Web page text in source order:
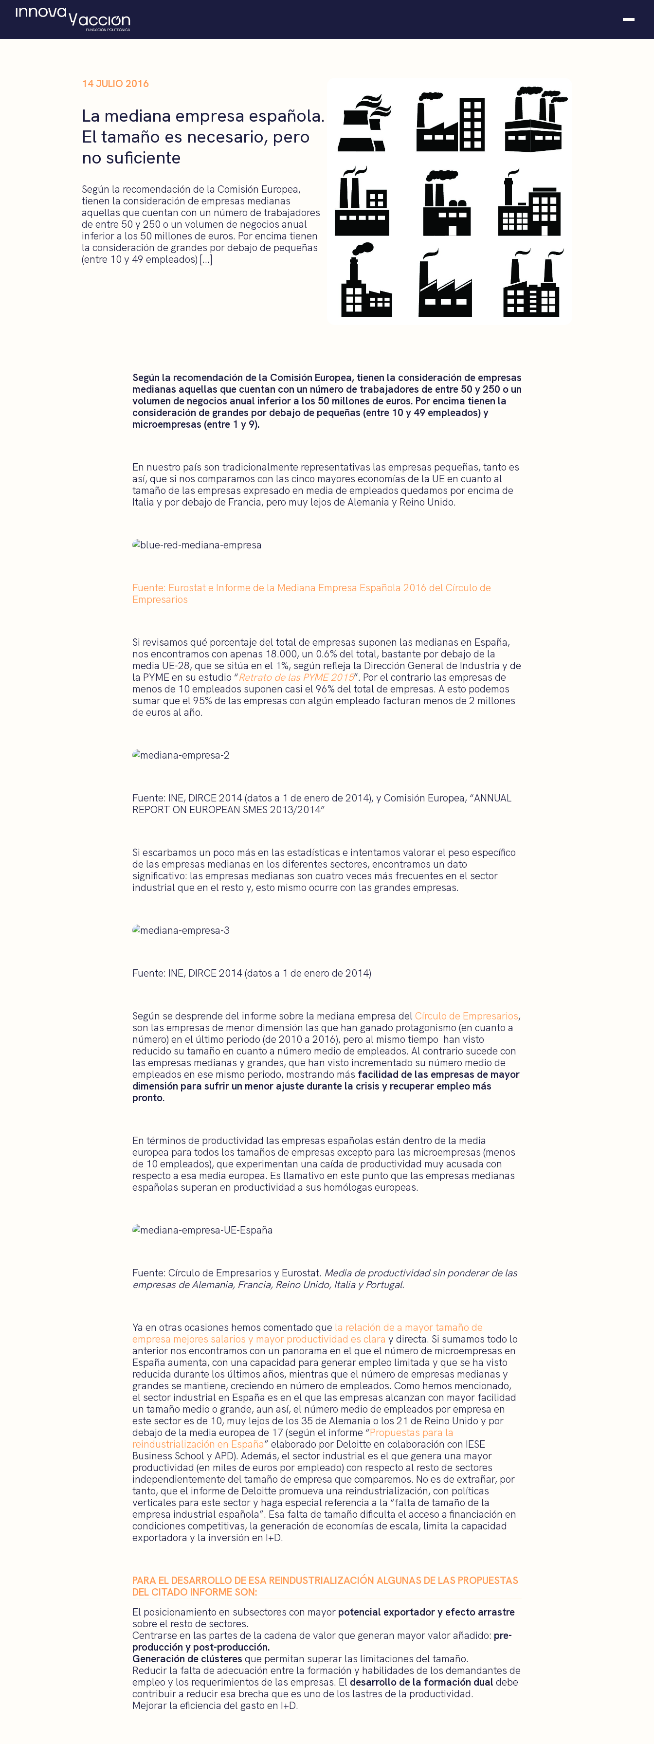
14 JULIO 2016
La mediana empresa española.
El tamaño es necesario, pero
no suficiente
Según la recomendación de la Comisión Europea,
tienen la consideración de empresas medianas
aquellas que cuentan con un número de trabajadores
de entre 50 y 250 o un volumen de negocios anual
inferior a los 50 millones de euros. Por encima tienen
la consideración de grandes por debajo de pequeñas
(entre 10 y 49 empleados) […]
Según la recomendación de la Comisión Europea, tienen la consideración de empresas
medianas aquellas que cuentan con un número de trabajadores de entre 50 y 250 o un
volumen de negocios anual inferior a los 50 millones de euros. Por encima tienen la
consideración de grandes por debajo de pequeñas (entre 10 y 49 empleados) y
microempresas (entre 1 y 9).
En nuestro país son tradicionalmente representativas las empresas pequeñas, tanto es
así, que si nos comparamos con las cinco mayores economías de la UE en cuanto al
tamaño de las empresas expresado en media de empleados quedamos por encima de
Italia y por debajo de Francia, pero muy lejos de Alemania y Reino Unido.
Fuente: Eurostat e Informe de la Mediana Empresa Española 2016 del Círculo de
Empresarios
Si revisamos qué porcentaje del total de empresas suponen las medianas en España,
nos encontramos con apenas 18.000, un 0.6% del total, bastante por debajo de la
media UE-28, que se sitúa en el 1%, según refleja la Dirección General de Industria y de
la PYME en su estudio “Retrato de las PYME 2015”. Por el contrario las empresas de
menos de 10 empleados suponen casi el 96% del total de empresas. A esto podemos
sumar que el 95% de las empresas con algún empleado facturan menos de 2 millones
de euros al año.
Fuente: INE, DIRCE 2014 (datos a 1 de enero de 2014), y Comisión Europea, “ANNUAL
REPORT ON EUROPEAN SMES 2013/2014”
Si escarbamos un poco más en las estadísticas e intentamos valorar el peso específico
de las empresas medianas en los diferentes sectores, encontramos un dato
significativo: las empresas medianas son cuatro veces más frecuentes en el sector
industrial que en el resto y, esto mismo ocurre con las grandes empresas.
Fuente: INE, DIRCE 2014 (datos a 1 de enero de 2014)
Según se desprende del informe sobre la mediana empresa del Círculo de Empresarios,
son las empresas de menor dimensión las que han ganado protagonismo (en cuanto a
número) en el último periodo (de 2010 a 2016), pero al mismo tiempo han visto
reducido su tamaño en cuanto a número medio de empleados. Al contrario sucede con
las empresas medianas y grandes, que han visto incrementado su número medio de
empleados en ese mismo periodo, mostrando más facilidad de las empresas de mayor
dimensión para sufrir un menor ajuste durante la crisis y recuperar empleo más
pronto.
En términos de productividad las empresas españolas están dentro de la media
europea para todos los tamaños de empresas excepto para las microempresas (menos
de 10 empleados), que experimentan una caída de productividad muy acusada con
respecto a esa media europea. Es llamativo en este punto que las empresas medianas
españolas superan en productividad a sus homólogas europeas.
Fuente: Círculo de Empresarios y Eurostat. Media de productividad sin ponderar de las
empresas de Alemania, Francia, Reino Unido, Italia y Portugal.
Ya en otras ocasiones hemos comentado que la relación de a mayor tamaño de
empresa mejores salarios y mayor productividad es clara y directa. Si sumamos todo lo
anterior nos encontramos con un panorama en el que el número de microempresas en
España aumenta, con una capacidad para generar empleo limitada y que se ha visto
reducida durante los últimos años, mientras que el número de empresas medianas y
grandes se mantiene, creciendo en número de empleados. Como hemos mencionado,
el sector industrial en España es en el que las empresas alcanzan con mayor facilidad
un tamaño medio o grande, aun así, el número medio de empleados por empresa en
este sector es de 10, muy lejos de los 35 de Alemania o los 21 de Reino Unido y por
debajo de la media europea de 17 (según el informe “Propuestas para la
reindustrialización en España” elaborado por Deloitte en colaboración con IESE
Business School y APD). Además, el sector industrial es el que genera una mayor
productividad (en miles de euros por empleado) con respecto al resto de sectores
independientemente del tamaño de empresa que comparemos. No es de extrañar, por
tanto, que el informe de Deloitte promueva una reindustrialización, con políticas
verticales para este sector y haga especial referencia a la “falta de tamaño de la
empresa industrial española”. Esa falta de tamaño dificulta el acceso a financiación en
condiciones competitivas, la generación de economías de escala, limita la capacidad
exportadora y la inversión en I+D.
PARA EL DESARROLLO DE ESA REINDUSTRIALIZACIÓN ALGUNAS DE LAS PROPUESTAS
DEL CITADO INFORME SON:
El posicionamiento en subsectores con mayor potencial exportador y efecto arrastre
sobre el resto de sectores.
Centrarse en las partes de la cadena de valor que generan mayor valor añadido: pre-
producción y post-producción.
Generación de clústeres que permitan superar las limitaciones del tamaño.
Reducir la falta de adecuación entre la formación y habilidades de los demandantes de
empleo y los requerimientos de las empresas. El desarrollo de la formación dual debe
contribuir a reducir esa brecha que es uno de los lastres de la productividad.
Mejorar la eficiencia del gasto en I+D.